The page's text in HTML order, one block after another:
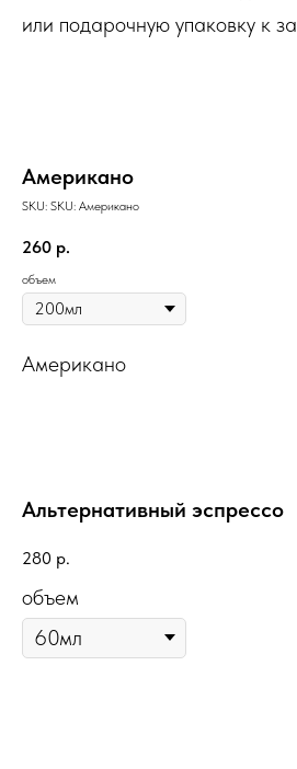
или подарочную упаковку к
Американо
SKU: SKU: Американо
260 р.
объем
Американо
Альтернативный эспрессо
280 р.
объем